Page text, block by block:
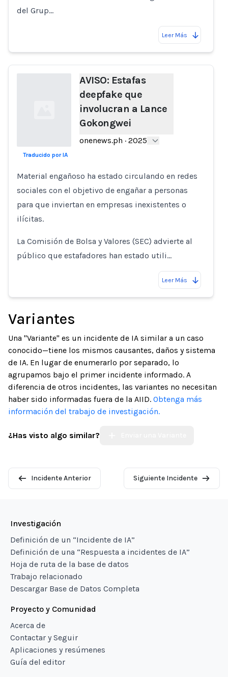
del Grup…
Leer Más
AVISO: Estafas
deepfake que
involucran a Lance
Gokongwei
onenews.ph · 2025
Traducido por IA
Material engañoso ha estado circulando en redes
sociales con el objetivo de engañar a personas
para que inviertan en empresas inexistentes o
ilícitas.
La Comisión de Bolsa y Valores (SEC) advierte al
público que estafadores han estado utili…
Leer Más
Variantes
Una "Variante" es un incidente de IA similar a un caso
conocido—tiene los mismos causantes, daños y sistema
de IA. En lugar de enumerarlo por separado, lo
agrupamos bajo el primer incidente informado. A
diferencia de otros incidentes, las variantes no necesitan
haber sido informadas fuera de la AIID. Obtenga más
información del trabajo de investigación.
¿Has visto algo similar?
Incidente Anterior Siguiente Incidente
Investigación
Definición de un “Incidente de IA”
Definición de una “Respuesta a incidentes de IA”
Hoja de ruta de la base de datos
Trabajo relacionado
Descargar Base de Datos Completa
Proyecto y Comunidad
Acerca de
Contactar y Seguir
Aplicaciones y resúmenes
Guía del editor